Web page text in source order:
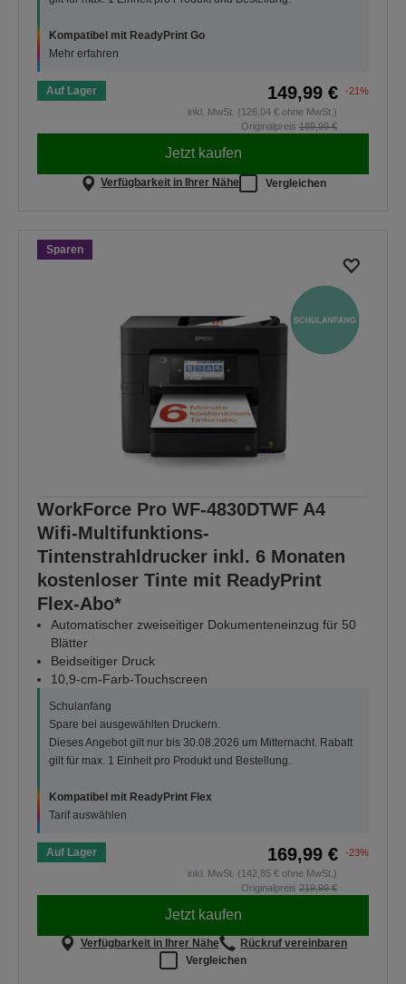
Kompatibel mit ReadyPrint Go
Mehr erfahren
Auf Lager 149,99 €
-21%
inkl. MwSt. (126,04 € ohne MwSt.)
Originalpreis 189,99 €
Jetzt kaufen
Verfügbarkeit in Ihrer Nähe Vergleichen
Sparen
WorkForce Pro WF-4830DTWF A4
Wifi-Multifunktions-
Tintenstrahldrucker inkl. 6 Monaten
kostenloser Tinte mit ReadyPrint
Flex-Abo*
Automatischer zweiseitiger Dokumenteneinzug für 50
Blätter
Beidseitiger Druck
10,9-cm-Farb-Touchscreen
Schulanfang
Spare bei ausgewählten Druckern.
Dieses Angebot gilt nur bis 30.08.2026 um Mitternacht. Rabatt
gilt für max. 1 Einheit pro Produkt und Bestellung.
Kompatibel mit ReadyPrint Flex
Tarif auswählen
Auf Lager 169,99 €
-23%
inkl. MwSt. (142,85 € ohne MwSt.)
Originalpreis 219,99 €
Jetzt kaufen
Verfügbarkeit in Ihrer Nähe
Rückruf vereinbaren
Vergleichen